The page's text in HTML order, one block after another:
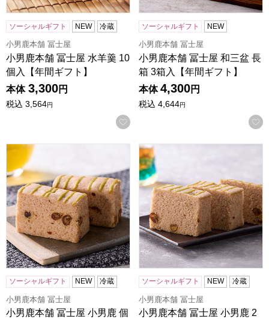
ソーシャルギフト NEW 冷蔵
小男鹿本舗 冨士屋
小男鹿本舗 冨士屋 水羊羹 10
個入【年間ギフト】
本体 3,300円
税込 3,564円
お気に入りに登録する
ソーシャルギフト NEW
小男鹿本舗 冨士屋
小男鹿本舗 冨士屋 和三盆 長
箱 3箱入【年間ギフト】
本体 4,300円
税込 4,644円
小男鹿本舗 冨士屋 小男鹿 個包装 9個入【年間ギフト】
ソーシャルギフト NEW 冷蔵
小男鹿本舗 冨士屋
小男鹿本舗 冨士屋 小男鹿 個
小男鹿本舗 冨士屋 小男鹿 2
ソーシャルギフト NEW 冷蔵
小男鹿本舗 冨士屋
小男鹿本舗 冨士屋 小男鹿 2